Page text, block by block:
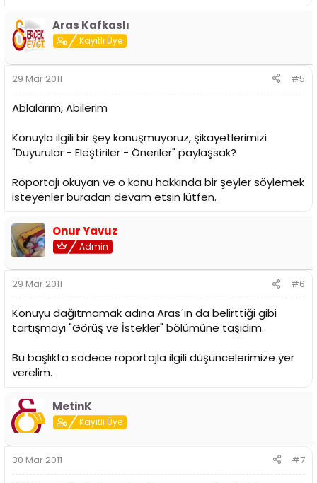
Aras Kafkaslı
Kayıtlı Üye
29 Mar 2011 #5
Ablalarım, Abilerim
Konuyla ilgili bir şey konuşmuyoruz, şikayetlerimizi
"Duyurular - Eleştiriler - Öneriler" paylaşsak?
Röportajı okuyan ve o konu hakkında bir şeyler söylemek
isteyenler buradan devam etsin lütfen.
Onur Yavuz
Admin
29 Mar 2011 #6
Konuyu dağıtmamak adına Aras´ın da belirttiği gibi
tartışmayı "Görüş ve İstekler" bölümüne taşıdım.
Bu başlıkta sadece röportajla ilgili düşüncelerimize yer
verelim.
MetinK
Kayıtlı Üye
30 Mar 2011 #7